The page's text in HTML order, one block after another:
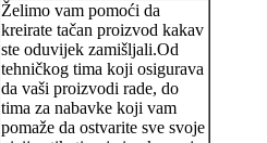
Želimo vam pomoći da
kreirate tačan proizvod kakav
ste oduvijek zamišljali.Od
tehničkog tima koji osigurava
da vaši proizvodi rade, do
tima za nabavke koji vam
pomaže da ostvarite sve svoje